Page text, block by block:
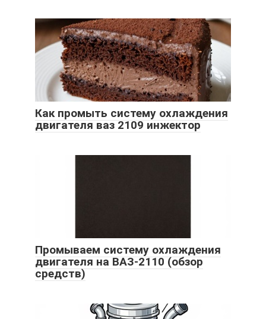
Как промыть систему охлаждения
двигателя ваз 2109 инжектор
Промываем систему охлаждения
двигателя на ВАЗ-2110 (обзор
средств)